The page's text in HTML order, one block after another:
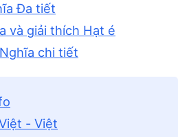
Đa tiết
và giải thích Hạt é
chi tiết
- Việt